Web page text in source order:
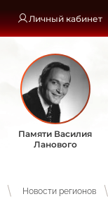
Личный кабинет
Памяти Василия
Ланового
Новости регионов